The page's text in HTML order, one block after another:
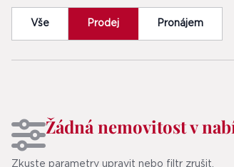
Vše Prodej Pronájem
Žádná nemovitost v
Zkuste parametry upravit nebo filtr zrušit.